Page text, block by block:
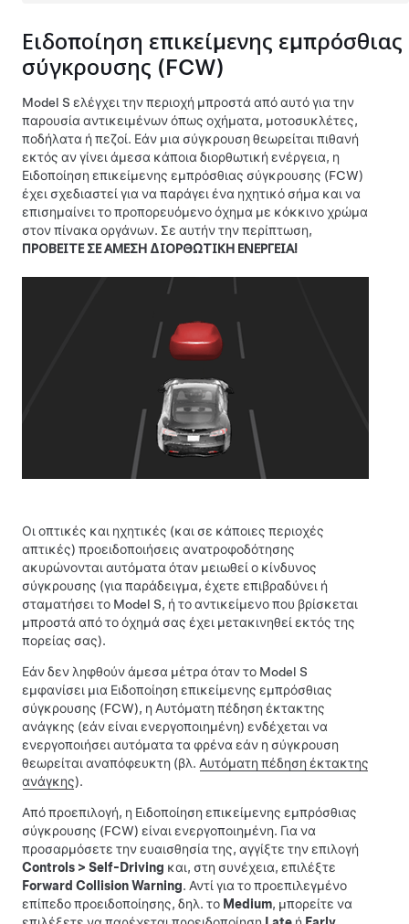
Ειδοποίηση επικείμενης εμπρόσθιας
σύγκρουσης (FCW)
Model S ελέγχει την περιοχή μπροστά από αυτό για την
παρουσία αντικειμένων όπως οχήματα, μοτοσυκλέτες,
ποδήλατα ή πεζοί. Εάν μια σύγκρουση θεωρείται πιθανή
εκτός αν γίνει άμεσα κάποια διορθωτική ενέργεια, η
Ειδοποίηση επικείμενης εμπρόσθιας σύγκρουσης (FCW)
έχει σχεδιαστεί για να παράγει ένα ηχητικό σήμα και να
επισημαίνει το προπορευόμενο όχημα με κόκκινο χρώμα
στον πίνακα οργάνων. Σε αυτήν την περίπτωση,
ΠΡΟΒΕΙΤΕ ΣΕ ΑΜΕΣΗ ΔΙΟΡΘΩΤΙΚΗ ΕΝΕΡΓΕΙΑ!
Οι οπτικές και ηχητικές (και σε κάποιες περιοχές
απτικές) προειδοποιήσεις ανατροφοδότησης
ακυρώνονται αυτόματα όταν μειωθεί ο κίνδυνος
σύγκρουσης (για παράδειγμα, έχετε επιβραδύνει ή
σταματήσει το Model S, ή το αντικείμενο που βρίσκεται
μπροστά από το όχημά σας έχει μετακινηθεί εκτός της
πορείας σας).
Εάν δεν ληφθούν άμεσα μέτρα όταν το Model S
εμφανίσει μια Ειδοποίηση επικείμενης εμπρόσθιας
σύγκρουσης (FCW), η Αυτόματη πέδηση έκτακτης
ανάγκης (εάν είναι ενεργοποιημένη) ενδέχεται να
ενεργοποιήσει αυτόματα τα φρένα εάν η σύγκρουση
θεωρείται αναπόφευκτη (βλ. Αυτόματη πέδηση έκτακτης
ανάγκης).
Από προεπιλογή, η Ειδοποίηση επικείμενης εμπρόσθιας
σύγκρουσης (FCW) είναι ενεργοποιημένη. Για να
προσαρμόσετε την ευαισθησία της, αγγίξτε την επιλογή
Controls > Self-Driving και, στη συνέχεια, επιλέξτε
Forward Collision Warning. Αντί για το προεπιλεγμένο
επίπεδο προειδοποίησης, δηλ. το Medium, μπορείτε να